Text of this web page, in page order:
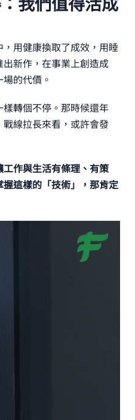
用健康換取了成效，用睡
新作，在事業上創造成
的代價。
轉個不停。那時候還年
線拉長來看，或許會發
工作與生活有條理、有策
這樣的「技術」，那肯定